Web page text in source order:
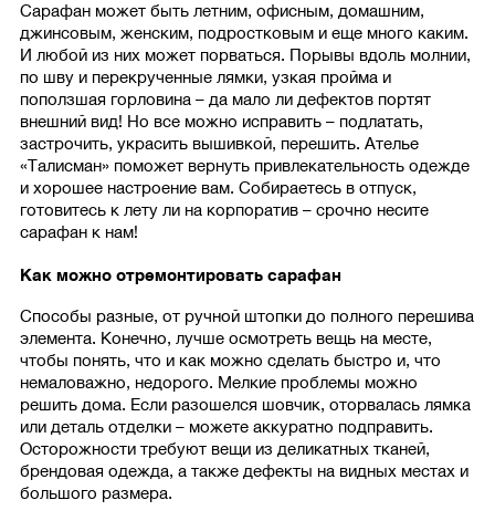
Сарафан может быть летним, офисным, домашним,
джинсовым, женским, подростковым и еще много каким.
И любой из них может порваться. Порывы вдоль молнии,
по шву и перекрученные лямки, узкая пройма и
поползшая горловина – да мало ли дефектов портят
внешний вид! Но все можно исправить – подлатать,
застрочить, украсить вышивкой, перешить. Ателье
«Талисман» поможет вернуть привлекательность одежде
и хорошее настроение вам. Собираетесь в отпуск,
готовитесь к лету ли на корпоратив – срочно несите
сарафан к нам!
Как можно отремонтировать сарафан
Способы разные, от ручной штопки до полного перешива
элемента. Конечно, лучше осмотреть вещь на месте,
чтобы понять, что и как можно сделать быстро и, что
немаловажно, недорого. Мелкие проблемы можно
решить дома. Если разошелся шовчик, оторвалась лямка
или деталь отделки – можете аккуратно подправить.
Осторожности требуют вещи из деликатных тканей,
брендовая одежда, а также дефекты на видных местах и
большого размера.